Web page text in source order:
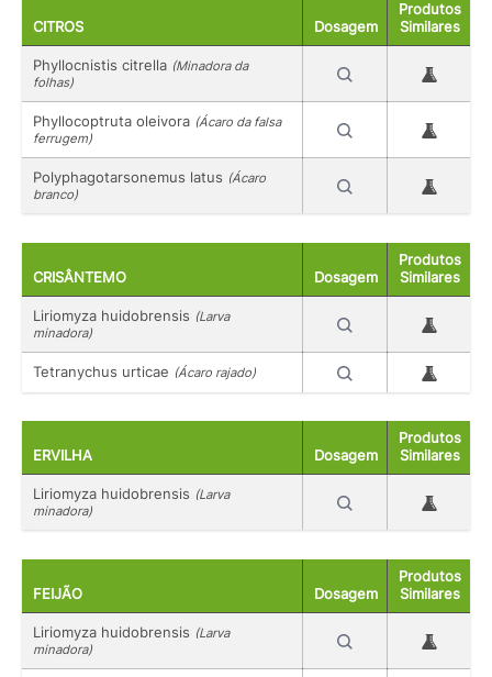
CITROS Dosagem
Produtos
Similares
Phyllocnistis citrella (Minadora da
folhas)
Phyllocoptruta oleivora (Ácaro da falsa
ferrugem)
Polyphagotarsonemus latus (Ácaro
branco)
CRISÂNTEMO Dosagem
Produtos
Similares
Liriomyza huidobrensis (Larva
minadora)
Tetranychus urticae (Ácaro rajado)
ERVILHA Dosagem
Produtos
Similares
Liriomyza huidobrensis (Larva
minadora)
FEIJÃO Dosagem
Produtos
Similares
Liriomyza huidobrensis (Larva
minadora)